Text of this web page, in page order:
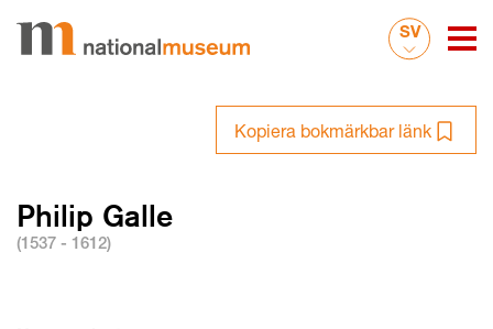
SV
Kopiera bokmärkbar länk
Philip Galle
(1537 - 1612)